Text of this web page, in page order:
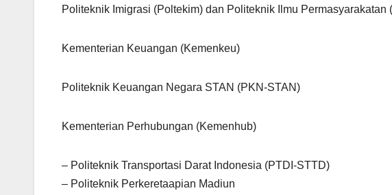
Politeknik Imigrasi (Poltekim) dan Politeknik Ilmu Permasyarakatan
Kementerian Keuangan (Kemenkeu)
Politeknik Keuangan Negara STAN (PKN-STAN)
Kementerian Perhubungan (Kemenhub)
– Politeknik Transportasi Darat Indonesia (PTDI-STTD)
– Politeknik Perkeretaapian Madiun